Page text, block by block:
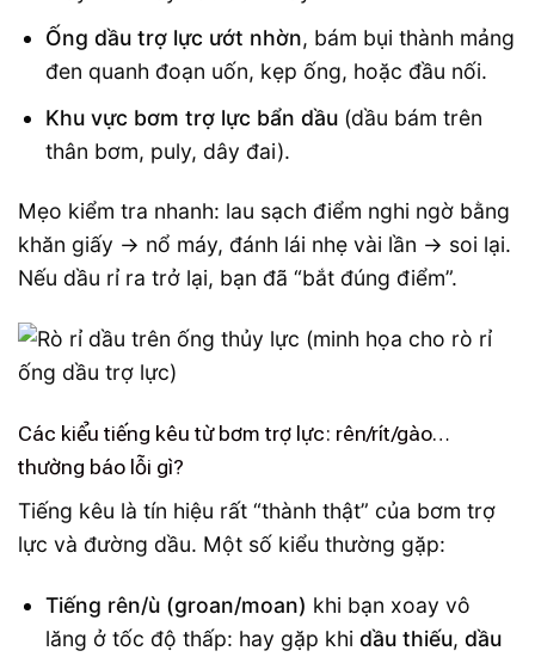
Ống dầu trợ lực ướt nhờn, bám bụi thành mảng
đen quanh đoạn uốn, kẹp ống, hoặc đầu nối.
Khu vực bơm trợ lực bẩn dầu(dầu bám trên
thân bơm, puly, dây đai).
Mẹo kiểm tra nhanh: lau sạch điểm nghi ngờ bằng
khăn giấy → nổ máy, đánh lái nhẹ vài lần → soi lại.
Nếu dầu rỉ ra trở lại, bạn đã “bắt đúng điểm”.
Các kiểu tiếng kêu từ bơm trợ lực: rên/rít/gào…
thường báo lỗi gì?
Tiếng kêu là tín hiệu rất “thành thật” của bơm trợ
lực và đường dầu. Một số kiểu thường gặp:
Tiếng rên/ù (groan/moan) khi bạn xoay vô
lăng ở tốc độ thấp: hay gặp khi dầu thiếu, dầu